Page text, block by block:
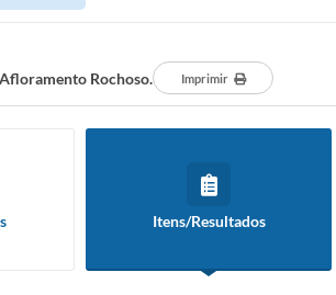
Rochoso. Imprimir
Itens/Resultados